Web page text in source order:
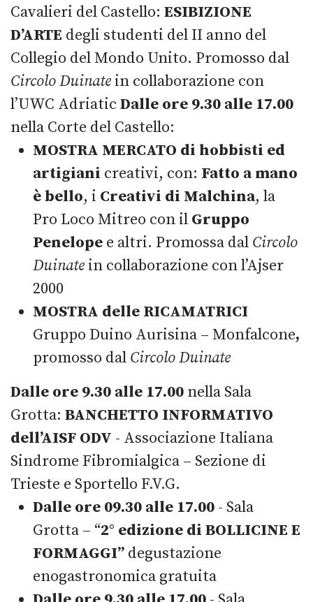
Cavalieri del Castello: ESIBIZIONE
D’ARTE degli studenti del II anno del
Collegio del Mondo Unito. Promosso dal
Circolo Duinate in collaborazione con
l’UWC Adriatic Dalle ore 9.30 alle 17.00
nella Corte del Castello:
MOSTRA MERCATO di hobbisti ed
artigiani creativi, con: Fatto a mano
è bello, i Creativi di Malchina, la
Pro Loco Mitreo con il Gruppo
Penelope e altri. Promossa dal Circolo
Duinate in collaborazione con l’Ajser
2000
MOSTRA delle RICAMATRICI
Gruppo Duino Aurisina – Monfalcone,
promosso dal Circolo Duinate
Dalle ore 9.30 alle 17.00 nella Sala
Grotta: BANCHETTO INFORMATIVO
dell’AISF ODV - Associazione Italiana
Sindrome Fibromialgica – Sezione di
Trieste e Sportello F.V.G.
Dalle ore 09.30 alle 17.00 - Sala
Grotta – “2° edizione di BOLLICINE E
FORMAGGI” degustazione
enogastronomica gratuita